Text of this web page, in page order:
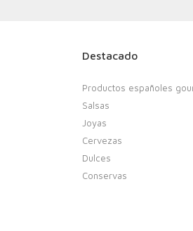
Destacado
Productos españoles
Salsas
Joyas
Cervezas
Dulces
Conservas